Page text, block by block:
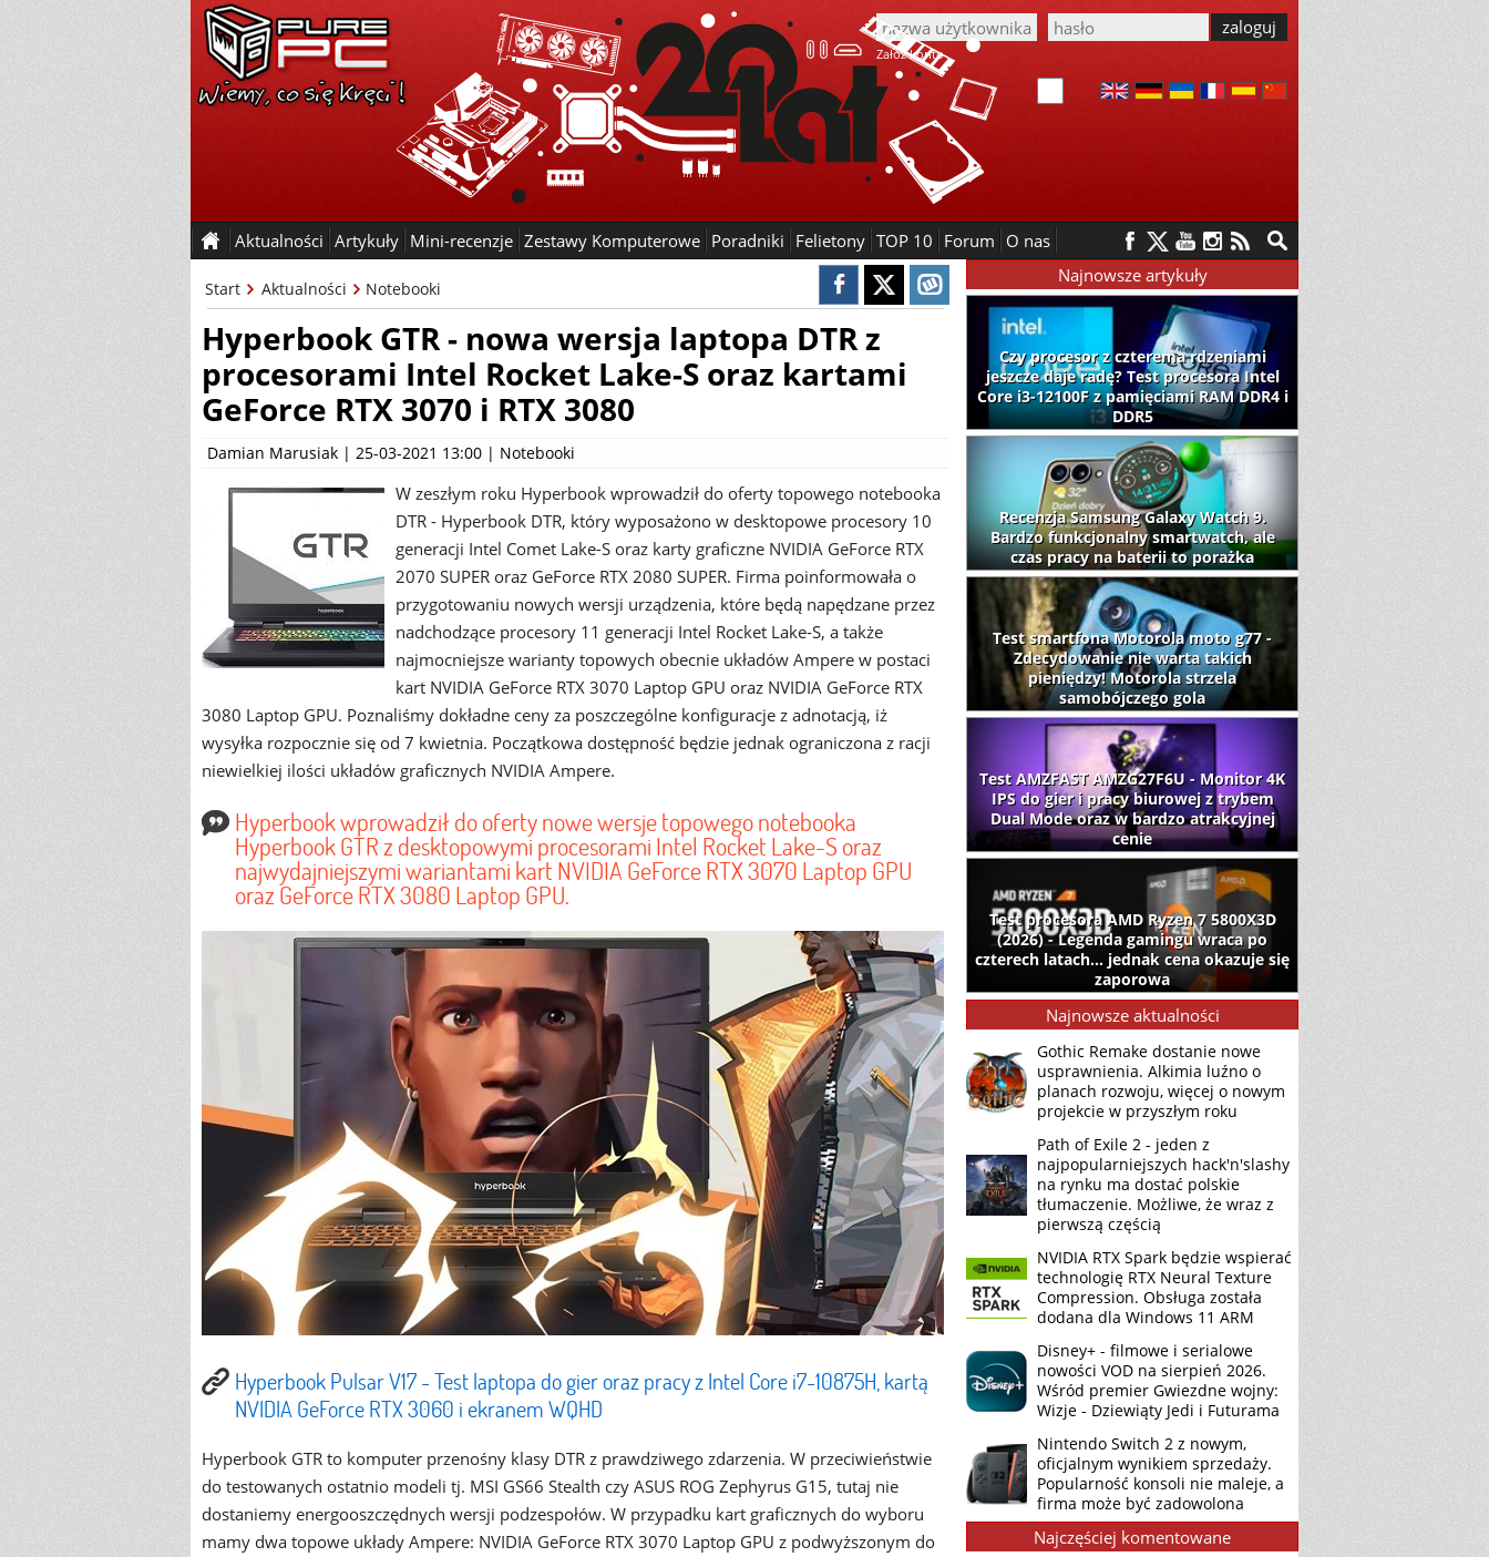
Załóż konto
Aktualności Artykuły Mini-recenzje Zestawy Komputerowe Poradniki Felietony TOP 10 Forum O nas
Start Aktualności Notebooki
Hyperbook GTR - nowa wersja laptopa DTR z
procesorami Intel Rocket Lake-S oraz kartami
GeForce RTX 3070 i RTX 3080
Damian Marusiak | 25-03-2021 13:00 | Notebooki
W zeszłym roku Hyperbook wprowadził do oferty topowego notebooka
DTR - Hyperbook DTR, który wyposażono w desktopowe procesory 10
generacji Intel Comet Lake-S oraz karty graficzne NVIDIA GeForce RTX
2070 SUPER oraz GeForce RTX 2080 SUPER. Firma poinformowała o
przygotowaniu nowych wersji urządzenia, które będą napędzane przez
nadchodzące procesory 11 generacji Intel Rocket Lake-S, a także
najmocniejsze warianty topowych obecnie układów Ampere w postaci
kart NVIDIA GeForce RTX 3070 Laptop GPU oraz NVIDIA GeForce RTX
3080 Laptop GPU. Poznaliśmy dokładne ceny za poszczególne konfiguracje z adnotacją, iż
wysyłka rozpocznie się od 7 kwietnia. Początkowa dostępność będzie jednak ograniczona z racji
niewielkiej ilości układów graficznych NVIDIA Ampere.
Hyperbook wprowadził do oferty nowe wersje topowego notebooka
Hyperbook GTR z desktopowymi procesorami Intel Rocket Lake-S oraz
najwydajniejszymi wariantami kart NVIDIA GeForce RTX 3070 Laptop GPU
oraz GeForce RTX 3080 Laptop GPU.
Hyperbook Pulsar V17 - Test laptopa do gier oraz pracy z Intel Core i7-10875H, kartą
NVIDIA GeForce RTX 3060 i ekranem WQHD
Hyperbook GTR to komputer przenośny klasy DTR z prawdziwego zdarzenia. W przeciwieństwie
do testowanych ostatnio modeli tj. MSI GS66 Stealth czy ASUS ROG Zephyrus G15, tutaj nie
dostaniemy energooszczędnych wersji podzespołów. W przypadku kart graficznych do wyboru
mamy dwa topowe układy Ampere: NVIDIA GeForce RTX 3070 Laptop GPU z podwyższonym do
Najnowsze artykuły
Czy procesor z czterema rdzeniami
jeszcze daje radę? Test procesora Intel
Core i3-12100F z pamięciami RAM DDR4 i
DDR5
Recenzja Samsung Galaxy Watch 9.
Bardzo funkcjonalny smartwatch, ale
czas pracy na baterii to porażka
Test smartfona Motorola moto g77 -
Zdecydowanie nie warta takich
pieniędzy! Motorola strzela
samobójczego gola
Test AMZFAST AMZG27F6U - Monitor 4K
IPS do gier i pracy biurowej z trybem
Dual Mode oraz w bardzo atrakcyjnej
cenie
Test procesora AMD Ryzen 7 5800X3D
(2026) - Legenda gamingu wraca po
czterech latach... jednak cena okazuje się
zaporowa
Najnowsze aktualności
Gothic Remake dostanie nowe
usprawnienia. Alkimia luźno o
planach rozwoju, więcej o nowym
projekcie w przyszłym roku
Path of Exile 2 - jeden z
najpopularniejszych hack'n'slashy
na rynku ma dostać polskie
tłumaczenie. Możliwe, że wraz z
pierwszą częścią
NVIDIA RTX Spark będzie wspierać
technologię RTX Neural Texture
Compression. Obsługa została
dodana dla Windows 11 ARM
Disney+ - filmowe i serialowe
nowości VOD na sierpień 2026.
Wśród premier Gwiezdne wojny:
Wizje - Dziewiąty Jedi i Futurama
Nintendo Switch 2 z nowym,
oficjalnym wynikiem sprzedaży.
Popularność konsoli nie maleje, a
firma może być zadowolona
Najczęściej komentowane